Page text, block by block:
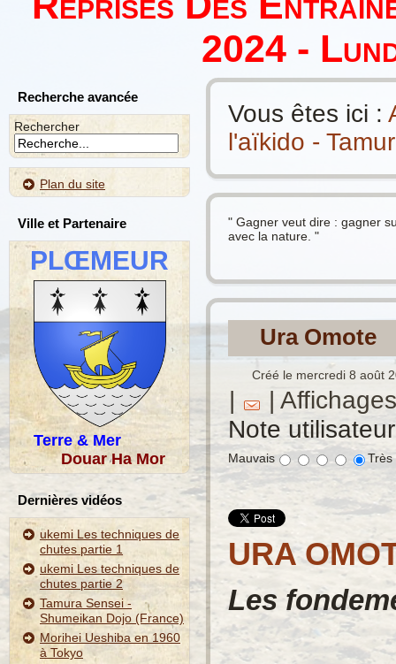
2024 -
Recherche avancée
Rechercher
Plan du site
Ville et Partenaire
PLŒMEUR
Terre & Mer
Douar Ha Mor
Dernières vidéos
ukemi Les techniques de
chutes partie 1
ukemi Les techniques de
chutes partie 2
Tamura Sensei -
Shumeikan Dojo (France)
Morihei Ueshiba en 1960
à Tokyo
Vous êtes ici :
l'aïkido -
" Gagner veut dire : gagner
avec la nature. "
Ura Omote
Créé le mercredi 8 août
|
|
Note
Mauvais
URA
Les